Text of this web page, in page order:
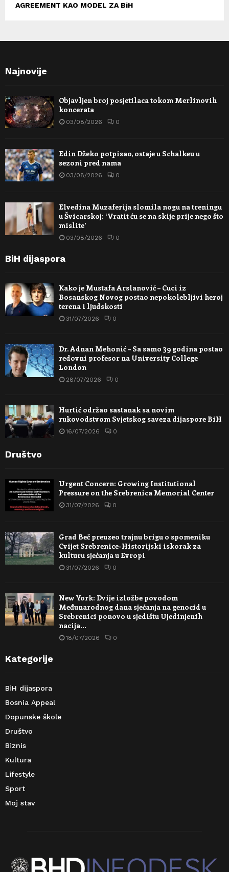
AGREEMENT KAO MODEL ZA BiH
Najnovije
Objavljen broj posjetilaca tokom Merlinovih
koncerata
03/08/2026 0
Edin Džeko potpisao, ostaje u Schalkeu u
sezoni pred nama
03/08/2026 0
Elvedina Muzaferija slomila nogu na treningu
u Švicarskoj: ‘Vratit ću se na skije prije nego što
mislite’
03/08/2026 0
BiH dijaspora
Kako je Mustafa Arslanović – Cuci iz
Bosanskog Novog postao nepokolebljivi heroj
terena i ljudskosti
31/07/2026 0
Dr. Adnan Mehonić – Sa samo 39 godina postao
redovni profesor na University College
London
28/07/2026 0
Hurtić održao sastanak sa novim
rukovodstvom Svjetskog saveza dijaspore BiH
16/07/2026 0
Društvo
Urgent Concern: Growing Institutional
Pressure on the Srebrenica Memorial Center
31/07/2026 0
Grad Beč preuzeo trajnu brigu o spomeniku
Cvijet Srebrenice-Historijski iskorak za
kulturu sjećanja u Evropi
31/07/2026 0
New York: Dvije izložbe povodom
Međunarodnog dana sjećanja na genocid u
Srebrenici ponovo u sjedištu Ujedinjenih
nacija…
18/07/2026 0
Kategorije
BiH dijaspora
Bosnia Appeal
Dopunske škole
Društvo
Biznis
Kultura
Lifestyle
Sport
Moj stav